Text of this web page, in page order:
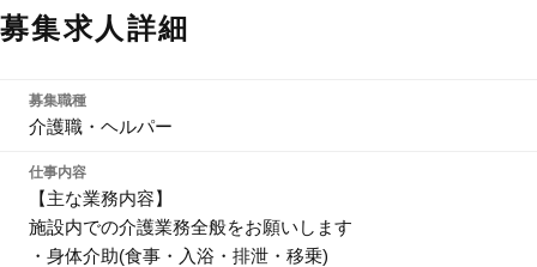
募集求人詳細
募集職種
介護職・ヘルパー
仕事内容
【主な業務内容】
施設内での介護業務全般をお願いします
・身体介助(食事・入浴・排泄・移乗)